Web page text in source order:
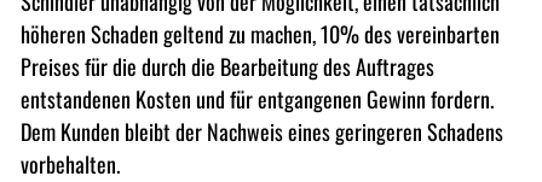
höheren Schaden geltend zu machen, 10% des vereinbarten
Preises für die durch die Bearbeitung des Auftrages
entstandenen Kosten und für entgangenen Gewinn fordern.
Dem Kunden bleibt der Nachweis eines geringeren Schadens
vorbehalten.